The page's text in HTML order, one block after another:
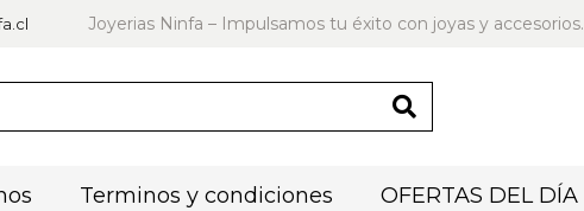
Joyerias Ninfa – Impulsamos tu éxito con joyas y accesorios.
Terminos y condiciones OFERTAS DEL DÍA